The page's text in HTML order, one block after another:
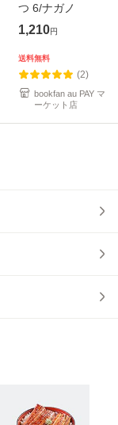
つ 6/ナガノ
1,210円
送料無料
(2)
bookfan au PAY マ
ーケット店